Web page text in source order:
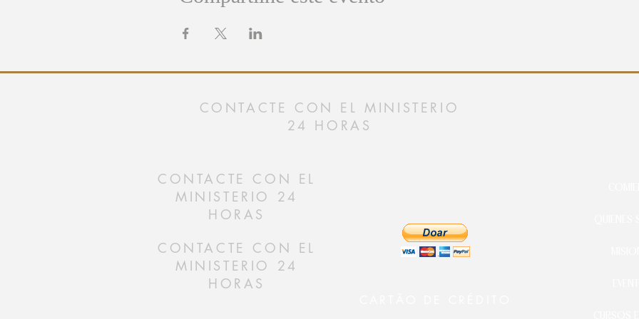
CONTACTE CON EL MINISTERIO
24 HORAS
CONTACTE CON EL
MINISTERIO 24
HORAS
CONTACTE CON EL
MINISTERIO 24
HORAS